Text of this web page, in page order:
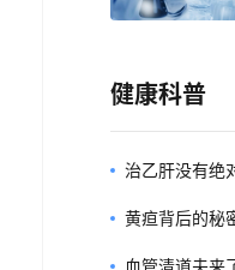
健康科普
治乙肝没有绝
的
黄疸背后的秘
血管清道夫来